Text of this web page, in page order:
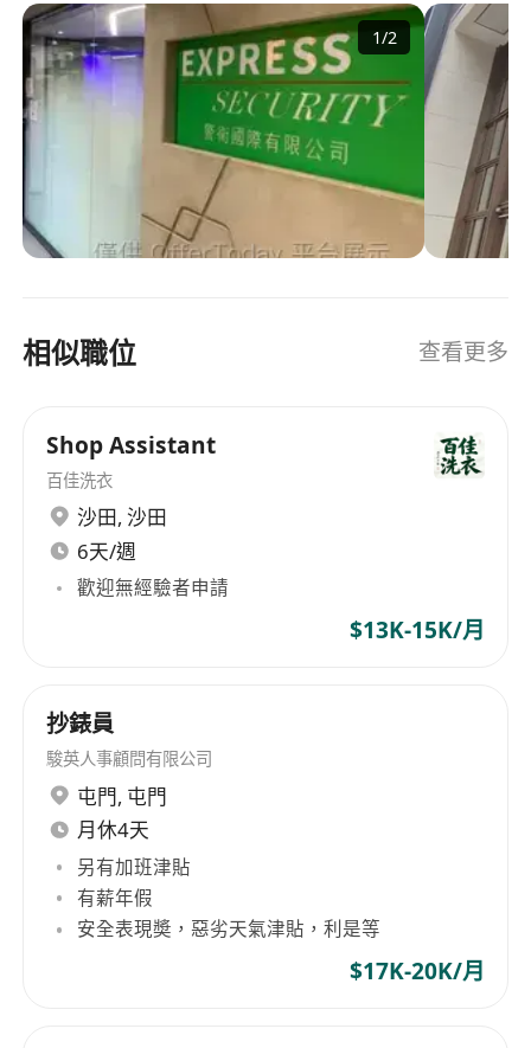
零售保安、防盜系統及行業防恐程序顧問。 目前聘
用的保安人員超過1000名，派駐大型屋苑、商場、
工商廈及停車場等。深得各大物業管理公司信賴及
業戶的讚賞。除了派駐項目的團隊，公司擁有專業
的管理團隊支援及監督營運。 公司的管理層為前紀
律部隊人員及資深業內人仕，通過系統化管理，確
保團隊有效運作，提供高效而優質的保安服務。 企
業理念 1. 警衛國際一向以客為尊，緊貼市場及客戶
的需求，積極創新，追求持續進步 2. 人員管理方
口號「警衛國際，人才優勢」。內部實行大公無私
1/2
相似職位 查看更多
Shop Assistant
百佳洗衣
沙田, 沙田
6天/週
歡迎無經驗者申請
$13K-15K/月
抄錶員
駿英人事顧問有限公司
屯門, 屯門
月休4天
另有加班津貼
有薪年假
安全表現奬，惡劣天氣津貼，利是等
$17K-20K/月